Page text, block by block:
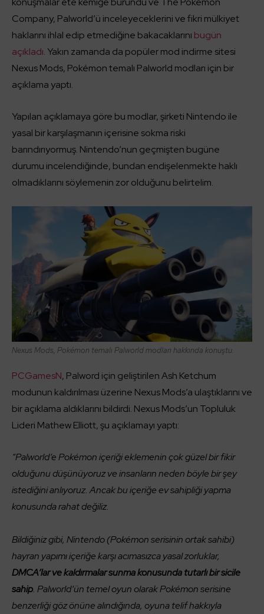
Company, Palworld’ü inceleyeceklerini ve fikri mülkiyet
haklarını ihlal edip etmediğine bakacaklarını bugün
açıkladı. Yakın zamanda da popüler mod indirme sitesi
Nexus Mods, Pokémon temalı Palworld modları için bir
açıklama yaptı.
Yapılan açıklamaya göre bu modlar, şirketi Nintendo ile
yasal bir karşılaşmanın içerisine sokma riski
barındırıyormuş. Nintendo’nun geçmişten bugüne
durumu incelendiğinde, bundan endişelenmekte haklı
olmadıklarını söylemenin zor olduğunu belirtelim.
Nexus Mods, Pokémon temalı Palworld modları hakkında konuştu.
PCGamesN, Palword için geliştirilen Ash Ketchum
modunun kaldırılması üzerine Nexus Mods’a ulaştıklarını ve
bir açıklama aldıklarını bildirdi. Nexus Mods’un Topluluk
Lideri Mathew Elliott, şu açıklamayı yaptı:
“Palworld’e Pokémon içeriği eklemenin çok güzel bir fikir
olduğunu düşünüyoruz ve insanların neden böyle bir şey
istediğini anlıyoruz. Ancak bu içeriğe ev sahipliği yapma
konusunda rahat değiliz.
Bildiğiniz gibi, Nintendo (Pokémon serisinin ortak sahibi)
hayran yapımı içeriğe karşı acımasızca yasal zorluklar,
DMCA’lar ve kaldırmalar sunma konusunda tutarlı bir sicile
sahip. Palworld’ün temel oyun olarak Pokémon serisine
benzerliği göz önüne alındığında, oyuna telif hakkıyla